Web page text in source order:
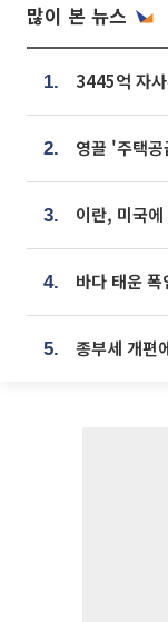
많이 본 뉴스
1.
2.
3.
4. 바다 태운
5.